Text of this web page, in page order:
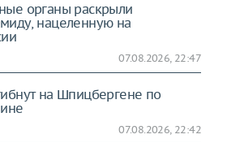
органы раскрыли
нацеленную на
07.08.2026, 22:47
на Шпицбергене по
07.08.2026, 22:42